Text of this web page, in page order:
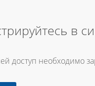
в
доступ необходимо